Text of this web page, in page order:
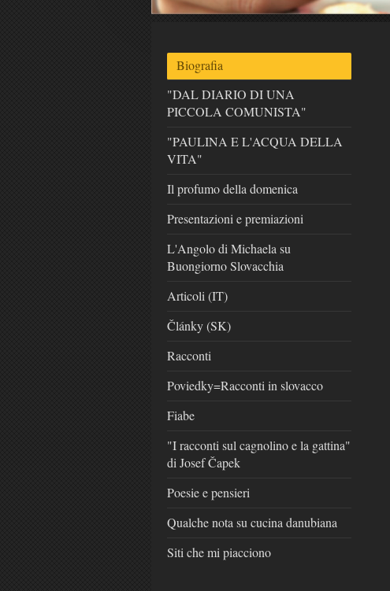
Biografia
"DAL DIARIO DI UNA
PICCOLA COMUNISTA"
"PAULINA E L'ACQUA DELLA
VITA"
Il profumo della domenica
Presentazioni e premiazioni
L'Angolo di Michaela su
Buongiorno Slovacchia
Articoli (IT)
Články (SK)
Racconti
Poviedky=Racconti in slovacco
Fiabe
"I racconti sul cagnolino e la gattina"
di Josef Čapek
Poesie e pensieri
Qualche nota su cucina danubiana
Siti che mi piacciono